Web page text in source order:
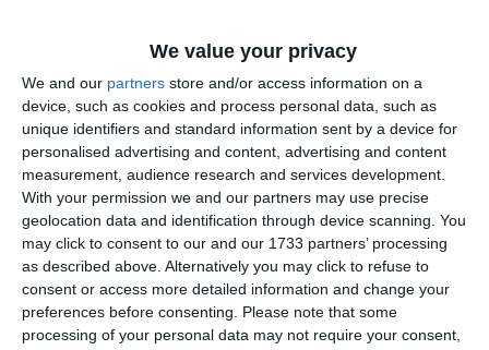
We value your privacy
We and our partners store and/or access information on a
device, such as cookies and process personal data, such as
unique identifiers and standard information sent by a device for
personalised advertising and content, advertising and content
measurement, audience research and services development.
With your permission we and our partners may use precise
geolocation data and identification through device scanning. You
may click to consent to our and our 1733 partners’ processing
as described above. Alternatively you may click to refuse to
consent or access more detailed information and change your
preferences before consenting.
Please note that some
processing of your personal data may not require your consent,
❗️⚠️🇲🇲 - At least 55 people, including children, were
killed and about 70 others injured in a massive
explosion Sunday at a gelignite explosives warehouse
in Kaungtup village, northeastern Myanmar.